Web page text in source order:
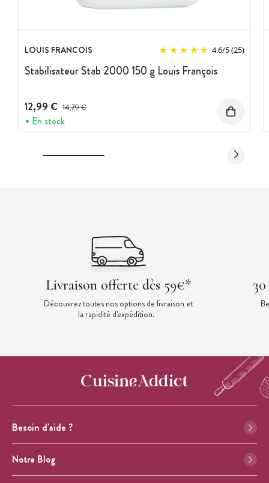
LOUIS FRANCOIS 4.6/5(25)
Stabilisateur Stab 2000 150 g Louis François
12,99 € Prix avant réduction :
14,79 €
En stock
Livraison offerte dès 59€*
Découvrez toutes nos options de livraison et
la rapidité d'expédition.
Besoin d'aide ?
Notre Blog